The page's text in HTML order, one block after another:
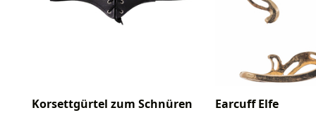
Korsettgürtel zum Schnüren
Earcuff Elfe